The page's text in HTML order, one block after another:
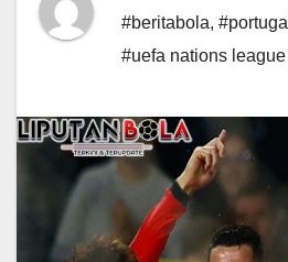
#beritabola, #portugal
#uefa nations league